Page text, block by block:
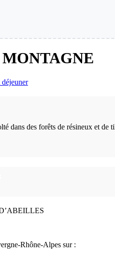
déjeuner
dans des forêts de résineux et de
Rhône-Alpes sur :